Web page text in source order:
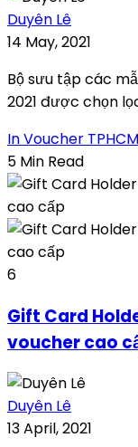
Duyên Lê
14 May, 2021
Bộ sưu tập các
2021 được chọn
In Voucher
5 Min Read
6
Gift Card
voucher cao
Duyên Lê
13 April, 2021